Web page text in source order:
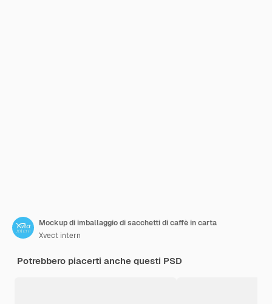
Mockup di imballaggio di sacchetti di caffè in carta
Xvect intern
Potrebbero piacerti anche questi PSD